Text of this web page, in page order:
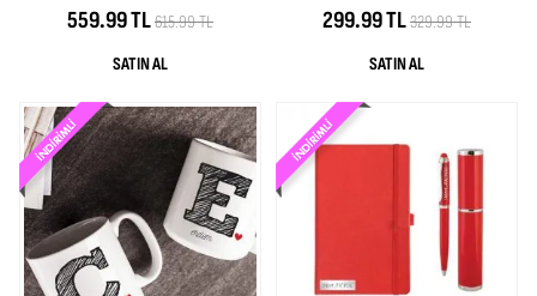
559.99 TL615.99 TL 299.99 TL329.99 TL